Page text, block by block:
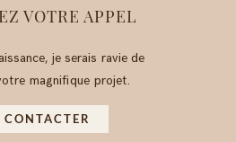
VOTRE APPEL
je serais ravie de
magnifique projet.
CONTACTER